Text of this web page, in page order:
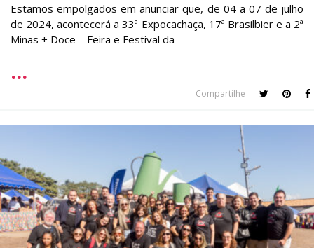
Estamos empolgados em anunciar que, de 04 a 07 de julho
de 2024, acontecerá a 33ª Expocachaça, 17ª Brasilbier e a 2ª
Minas + Doce – Feira e Festival da
Compartilhe